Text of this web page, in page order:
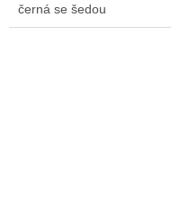
černá se šedou